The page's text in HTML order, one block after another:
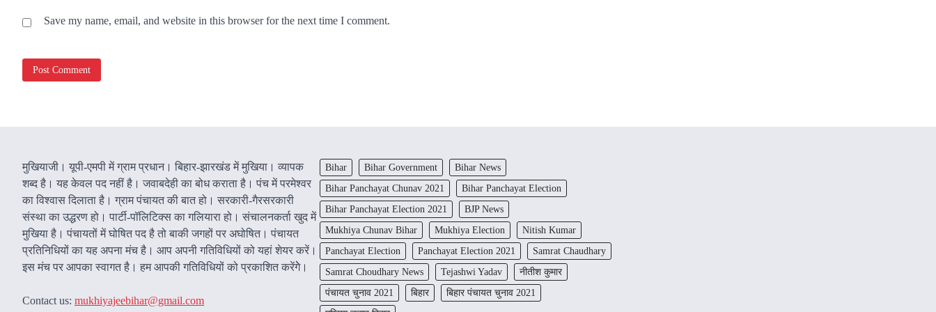
Save my name, email, and website in this browser for the next time I comment.
मुखियाजी। यूपी-एमपी में ग्राम प्रधान। बिहार-झारखंड में मुखिया। व्यापक
शब्द है। यह केवल पद नहीं है। जवाबदेही का बोध कराता है। पंच में परमेश्वर
का विश्वास दिलाता है। ग्राम पंचायत की बात हो। सरकारी-गैरसरकारी
संस्था का उद्धरण हो। पार्टी-पॉलिटिक्स का गलियारा हो। संचालनकर्ता खुद में
मुखिया है। पंचायतों में घोषित पद है तो बाकी जगहों पर अघोषित। पंचायत
प्रतिनिधियों का यह अपना मंच है। आप अपनी गतिविधियों को यहां शेयर करें।
इस मंच पर आपका स्वागत है। हम आपकी गतिविधियों को प्रकाशित करेंगेे।
Contact us: mukhiyajeebihar@gmail.com
Bihar Bihar Government
Bihar News
Bihar Panchayat Chunav 2021
Bihar Panchayat Election
Bihar Panchayat Election 2021
BJP News
Mukhiya Chunav Bihar
Mukhiya Election
Nitish Kumar
Panchayat Election
Panchayat Election 2021
Samrat Chaudhary
Samrat Choudhary News
Tejashwi Yadav
नीतीश कुमार
पंचायत चुनाव 2021
बिहार
बिहार पंचायत चुनाव 2021